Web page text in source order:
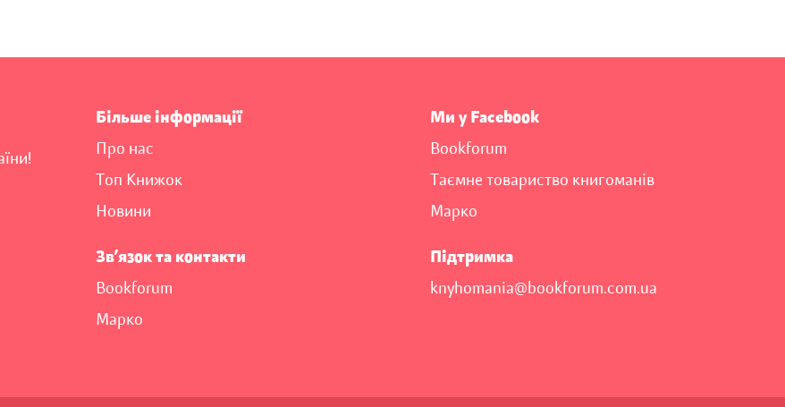
Більше інформації
Про нас
Топ Книжок
Новини
Ми у Facebook
Bookforum
Таємне товариство книгоманів
Марко
Зв’язок та контакти
Bookforum
Марко
Підтримка
knyhomania@bookforum.com.ua